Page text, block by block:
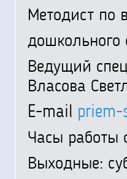
Методист по
Ведущий
Власова
E-mail priem-
Часы работы
Выходные: